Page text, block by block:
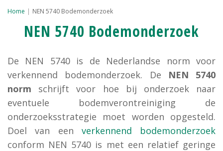
Home | NEN 5740 Bodemonderzoek
NEN 5740 Bodemonderzoek
De NEN 5740 is de Nederlandse norm voor
verkennend bodemonderzoek. De NEN 5740
norm schrijft voor hoe bij onderzoek naar
eventuele bodemverontreiniging de
onderzoeksstrategie moet worden opgesteld.
Doel van een verkennend bodemonderzoek
conform NEN 5740 is met een relatief geringe